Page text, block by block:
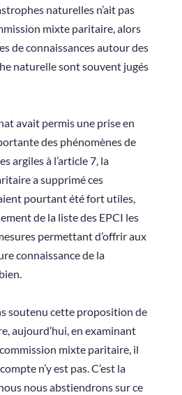
naturelles n’ait pas
mixte paritaire, alors
de connaissances autour des
naturelle sont souvent jugés
avait permis une prise en
des phénomènes de
argiles à l’article 7, la
a supprimé ces
pourtant été fort utiles,
de la liste des EPCI les
permettant d’offrir aux
connaissance de la
soutenu cette proposition de
aujourd’hui, en examinant
mixte paritaire, il
n’y est pas. C’est la
nous abstiendrons sur ce